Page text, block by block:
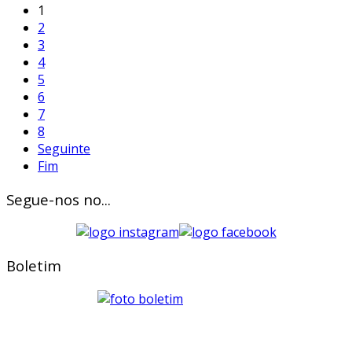
1
2
3
4
5
6
7
8
Seguinte
Fim
Segue-nos no...
Boletim